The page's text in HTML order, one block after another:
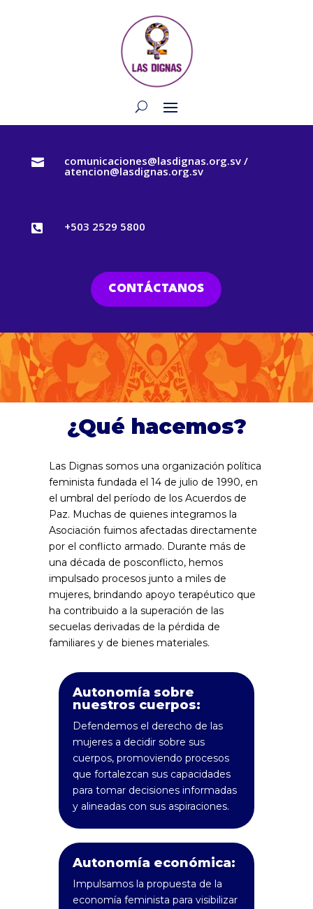
 comunicaciones@lasdignas.org.sv /
atencion@lasdignas.org.sv
 +503 2529 5800
CONTÁCTANOS
¿Qué hacemos?
Las Dignas somos una organización política
feminista fundada el 14 de julio de 1990, en
el umbral del período de los Acuerdos de
Paz. Muchas de quienes integramos la
Asociación fuimos afectadas directamente
por el conflicto armado. Durante más de
una década de posconflicto, hemos
impulsado procesos junto a miles de
mujeres, brindando apoyo terapéutico que
ha contribuido a la superación de las
secuelas derivadas de la pérdida de
familiares y de bienes materiales.
Autonomía sobre
nuestros cuerpos:
Defendemos el derecho de las
mujeres a decidir sobre sus
cuerpos, promoviendo procesos
que fortalezcan sus capacidades
para tomar decisiones informadas
y alineadas con sus aspiraciones.
Autonomía económica:
Impulsamos la propuesta de la
economía feminista para visibilizar